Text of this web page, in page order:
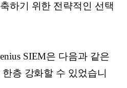
하기 위한 전략적인 선택
SIEM은 다음과 같은
층 강화할 수 있었습니